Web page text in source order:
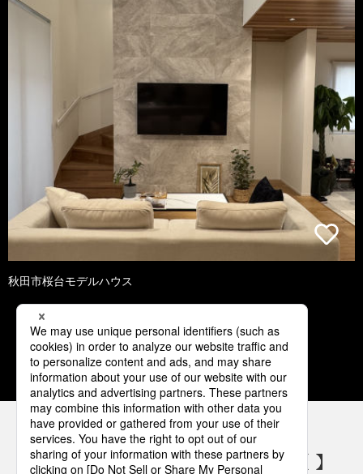
秋田市桜台モデルハウス
1 2 3 4 5
パナソニックの電気設備 SNSアカウント